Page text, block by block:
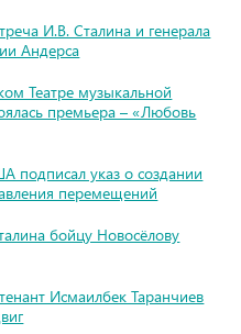
И.В. Сталина и генерала
Андерса
Театре музыкальной
премьера – «Любовь
подписал указ о создании
перемещений
бойцу Новосёлову
Исмаилбек Таранчиев